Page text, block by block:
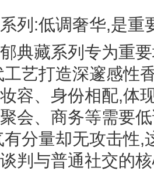
:低调奢华,是重
藏系列专为重要
艺打造深邃感性
容、身份相配,体
会、商务等需要
分量却无攻击性,
判与普通社交的